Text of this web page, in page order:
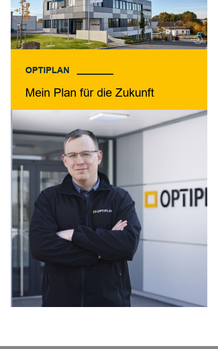
OPTIPLAN
Mein Plan für die Zukunft